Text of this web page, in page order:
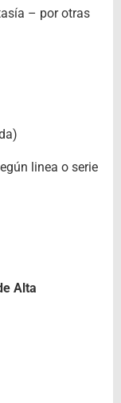
– por otras
linea o serie
Alta